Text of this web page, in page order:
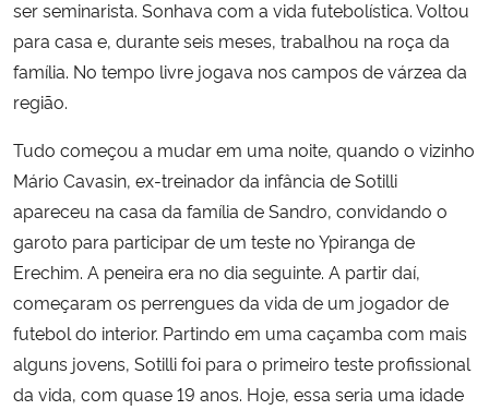
ser seminarista. Sonhava com a vida futebolística. Voltou
para casa e, durante seis meses, trabalhou na roça da
família. No tempo livre jogava nos campos de várzea da
região.
Tudo começou a mudar em uma noite, quando o vizinho
Mário Cavasin, ex-treinador da infância de Sotilli
apareceu na casa da família de Sandro, convidando o
garoto para participar de um teste no Ypiranga de
Erechim. A peneira era no dia seguinte. A partir daí,
começaram os perrengues da vida de um jogador de
futebol do interior. Partindo em uma caçamba com mais
alguns jovens, Sotilli foi para o primeiro teste profissional
da vida, com quase 19 anos. Hoje, essa seria uma idade